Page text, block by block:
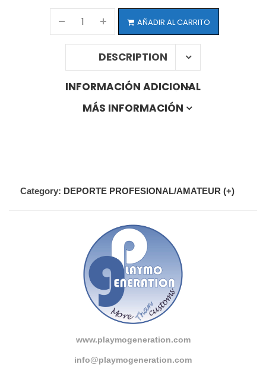
AÑADIR AL CARRITO
DESCRIPTION
INFORMACIÓN ADICIONAL
MÁS INFORMACIÓN
Category: DEPORTE PROFESIONAL/AMATEUR (+)
www.playmogeneration.com
info@playmogeneration.com